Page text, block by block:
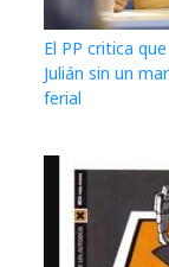
El PP critica
Julián sin un
ferial